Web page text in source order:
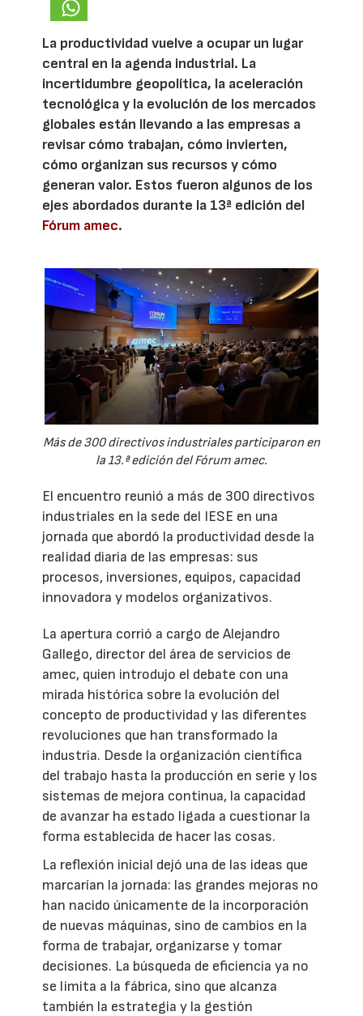
La productividad vuelve a ocupar un lugar
central en la agenda industrial. La
incertidumbre geopolítica, la aceleración
tecnológica y la evolución de los mercados
globales están llevando a las empresas a
revisar cómo trabajan, cómo invierten,
cómo organizan sus recursos y cómo
generan valor. Estos fueron algunos de los
ejes abordados durante la 13ª edición del
Fórum amec.
Más de 300 directivos industriales participaron en
la 13.ª edición del Fórum amec.
El encuentro reunió a más de 300 directivos
industriales en la sede del IESE en una
jornada que abordó la productividad desde la
realidad diaria de las empresas: sus
procesos, inversiones, equipos, capacidad
innovadora y modelos organizativos.
La apertura corrió a cargo de Alejandro
Gallego, director del área de servicios de
amec, quien introdujo el debate con una
mirada histórica sobre la evolución del
concepto de productividad y las diferentes
revoluciones que han transformado la
industria. Desde la organización científica
del trabajo hasta la producción en serie y los
sistemas de mejora continua, la capacidad
de avanzar ha estado ligada a cuestionar la
forma establecida de hacer las cosas.
La reflexión inicial dejó una de las ideas que
marcarían la jornada: las grandes mejoras no
han nacido únicamente de la incorporación
de nuevas máquinas, sino de cambios en la
forma de trabajar, organizarse y tomar
decisiones. La búsqueda de eficiencia ya no
se limita a la fábrica, sino que alcanza
también la estrategia y la gestión